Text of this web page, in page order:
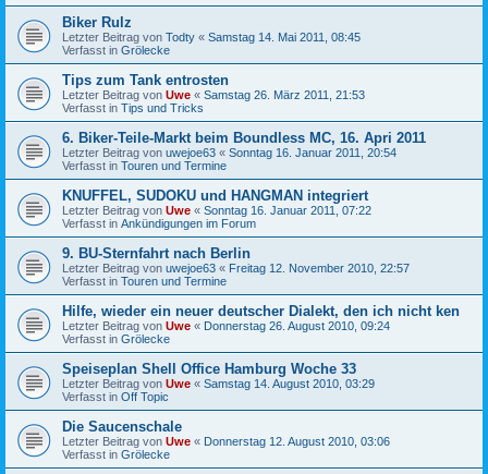
Biker Rulz
Letzter Beitrag von Todty « Samstag 14. Mai 2011, 08:45
Verfasst in Grölecke
Tips zum Tank entrosten
Letzter Beitrag von Uwe « Samstag 26. März 2011, 21:53
Verfasst in Tips und Tricks
6. Biker-Teile-Markt beim Boundless MC, 16. Apri 2011
Letzter Beitrag von uwejoe63 « Sonntag 16. Januar 2011, 20:54
Verfasst in Touren und Termine
KNUFFEL, SUDOKU und HANGMAN integriert
Letzter Beitrag von Uwe « Sonntag 16. Januar 2011, 07:22
Verfasst in Ankündigungen im Forum
9. BU-Sternfahrt nach Berlin
Letzter Beitrag von uwejoe63 « Freitag 12. November 2010, 22:57
Verfasst in Touren und Termine
Hilfe, wieder ein neuer deutscher Dialekt, den ich nicht ken
Letzter Beitrag von Uwe « Donnerstag 26. August 2010, 09:24
Verfasst in Grölecke
Speiseplan Shell Office Hamburg Woche 33
Letzter Beitrag von Uwe « Samstag 14. August 2010, 03:29
Verfasst in Off Topic
Die Saucenschale
Letzter Beitrag von Uwe « Donnerstag 12. August 2010, 03:06
Verfasst in Grölecke